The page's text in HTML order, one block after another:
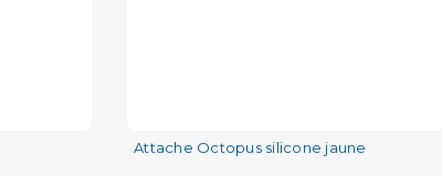
Attache Octopus silicone jaune